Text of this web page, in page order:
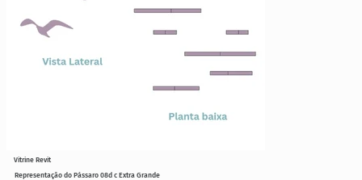
Representação do Pássaro 08d c Extra Grande
Vitrine Revit